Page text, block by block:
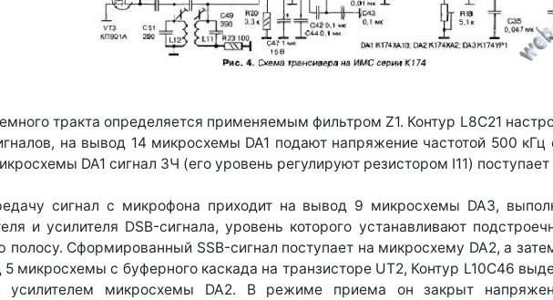
тракта определяется применяемым фильтром Z1. Контур L8C21
на вывод 14 микросхемы DA1 подают напряжение частотой 500
DA1 сигнал ЗЧ (его уровень регулируют резистором I11)
сигнал с микрофона приходит на вывод 9 микросхемы DAЗ,
и усилителя DSB-сигнала, уровень которого устанавливают
полосу. Сформированный SSB-сигнал поступает на микросхему DA2, а
микросхемы с буферного каскада на транзисторе UT2, Контур L10C46
усилителем микросхемы DA2. В режиме приема он закрыт